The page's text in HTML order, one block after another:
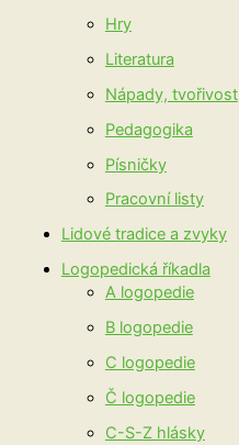
Hry
Literatura
Nápady, tvořivost
Pedagogika
Písničky
Pracovní listy
Lidové tradice a zvyky
Logopedická říkadla
A logopedie
B logopedie
C logopedie
Č logopedie
C-S-Z hlásky